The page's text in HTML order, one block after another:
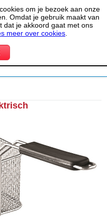
om je bezoek aan onze
Omdat je gebruik maakt van
dat je akkoord gaat met ons
meer over cookies